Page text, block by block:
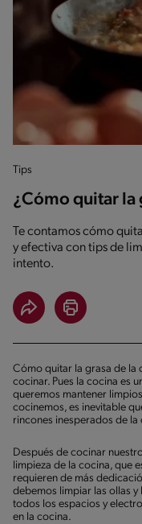
Tips
¿Cómo quitar la
Te contamos cómo
y efectiva con tips de
intento.
Cómo quitar la grasa de la
cocinar. Pues la cocina es
queremos mantener
cocinemos, es inevitable
rincones inesperados de la
Después de cocinar
limpieza de la cocina, que
requieren de más
debemos limpiar las ollas
todos los espacios y
en la cocina.